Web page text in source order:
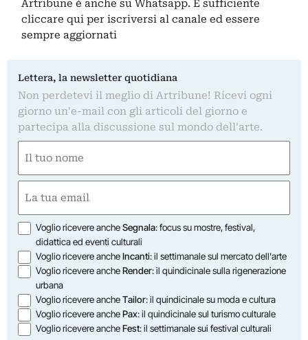
Artribune è anche su Whatsapp. È sufficiente
cliccare qui per iscriversi al canale ed essere
sempre aggiornati
Lettera, la newsletter quotidiana
Non perdetevi il meglio di Artribune! Ricevi ogni
giorno un'e-mail con gli articoli del giorno e
partecipa alla discussione sul mondo dell'arte.
(Required)
First
(Required)
Opzioni
Voglio ricevere ancheSegnala: focus su mostre, festival,
didattica ed eventi culturali
Voglio ricevere ancheIncanti: il settimanale sul mercato dell'arte
Voglio ricevere ancheRender: il quindicinale sulla rigenerazione
urbana
Voglio ricevere ancheTailor: il quindicinale su moda e cultura
Voglio ricevere anchePax: il quindicinale sul turismo culturale
Voglio ricevere ancheFest: il settimanale sui festival culturali